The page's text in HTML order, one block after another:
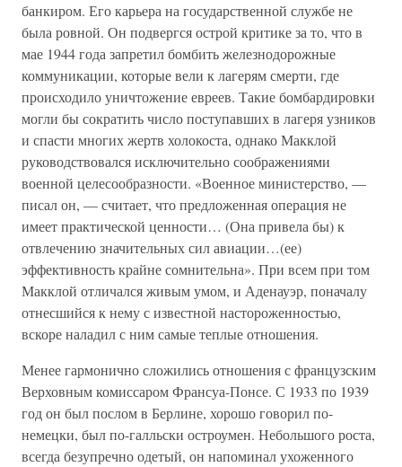
банкиром. Его карьера на государственной службе не
была ровной. Он подвергся острой критике за то, что в
мае 1944 года запретил бомбить железнодорожные
коммуникации, которые вели к лагерям смерти, где
происходило уничтожение евреев. Такие бомбардировки
могли бы сократить число поступавших в лагеря узников
и спасти многих жертв холокоста, однако Макклой
руководствовался исключительно соображениями
военной целесообразности. «Военное министерство, —
писал он, — считает, что предложенная операция не
имеет практической ценности… (Она привела бы) к
отвлечению значительных сил авиации…(ее)
эффективность крайне сомнительна». При всем при том
Макклой отличался живым умом, и Аденауэр, поначалу
отнесшийся к нему с известной настороженностью,
вскоре наладил с ним самые теплые отношения.
Менее гармонично сложились отношения с французским
Верховным комиссаром Франсуа-Понсе. С 1933 по 1939
год он был послом в Берлине, хорошо говорил по-
немецки, был по-галльски остроумен. Небольшого роста,
всегда безупречно одетый, он напоминал ухоженного